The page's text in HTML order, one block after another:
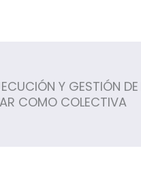
Y GESTIÓN
COMO COLECTIVA